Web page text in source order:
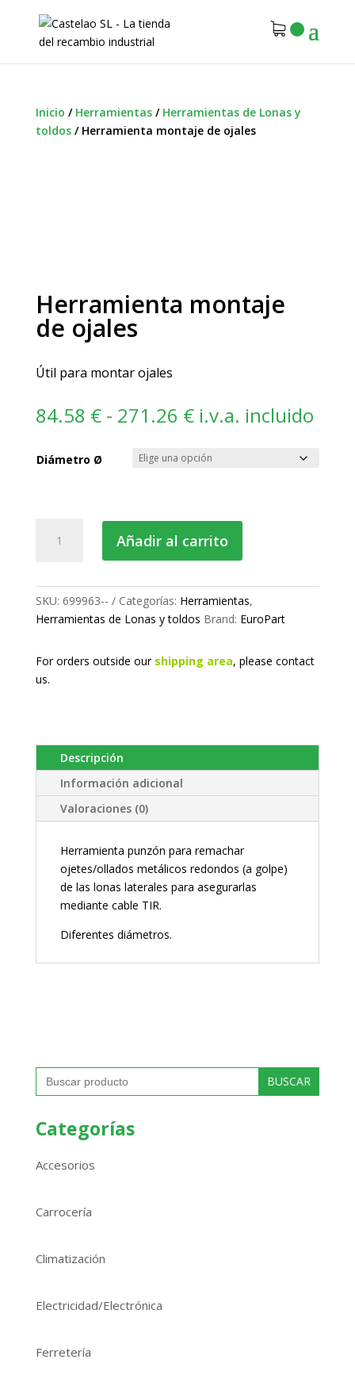
Inicio / Herramientas/ Herramientas de Lonas y
toldos/ Herramienta montaje de ojales
Herramienta montaje
de ojales
Útil para montar ojales
84.58 € - 271.26 €Rango
precios:
desde
271.26 €
i.v.a. incluido
Diámetro Ø
montaje
cantidad
Añadir al carrito
SKU: 699963-- Categorías: Herramientas,
Herramientas de Lonas y toldos Brand: EuroPart
For orders outside our shipping area, please contact
us.
Descripción
Información adicional
Valoraciones (0)
Herramienta punzón para remachar
ojetes/ollados metálicos redondos (a golpe)
de las lonas laterales para asegurarlas
mediante cable TIR.
Diferentes diámetros.
Buscar:
Categorías
Accesorios
Carrocería
Climatización
Electricidad/Electrónica
Ferretería